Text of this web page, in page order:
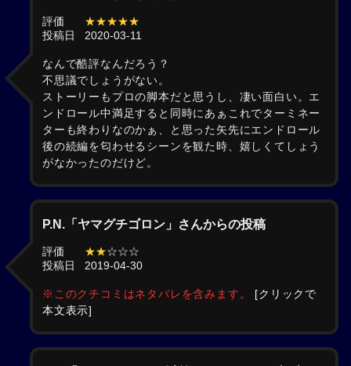
評価
★★★★★
投稿日
2020-03-11
なんで酷評なんだろう？
不思議でしょうがない。
ストーリーもプロの脚本だと思うし、凄い面白い。エ
ンドロール中満足すると同時にあぁこれでターミネー
ターも終わりなのかぁ、と思った矢先にエンドロール
後の続編を匂わせるシーンを観た時、嬉しくてしょう
がなかったのだけど。
P.N.「ヤマグチゴロン」さんからの投稿
評価 ★★☆☆☆
投稿日
2019-04-30
※このクチコミはネタバレを含みます。
[クリックで
本文表示]